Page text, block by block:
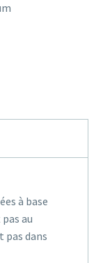
à base
au
pas dans